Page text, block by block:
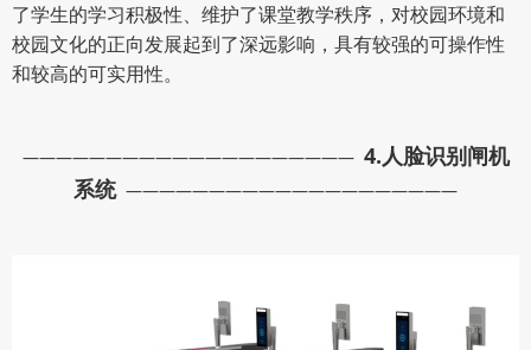
了学生的学习积极性、维护了课堂教学秩序，对校园环境和
校园文化的正向发展起到了深远影响，具有较强的可操作性
和较高的可实用性。
———————————————————— 4.人脸识别闸机
系统 ————————————————————